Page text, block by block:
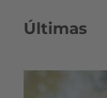
Últimas